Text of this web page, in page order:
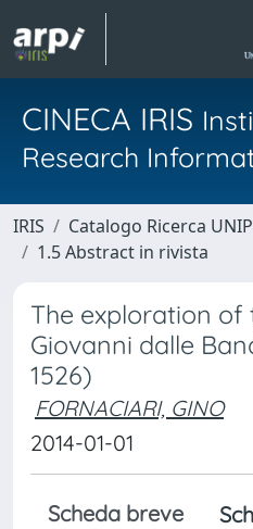
CINECA IRIS
Research
IRIS Catalogo Ricerca
1.5 Abstract in rivista
The exploration
Giovanni dalle
1526)
FORNACIARI, GINO
2014-01-01
Scheda breve